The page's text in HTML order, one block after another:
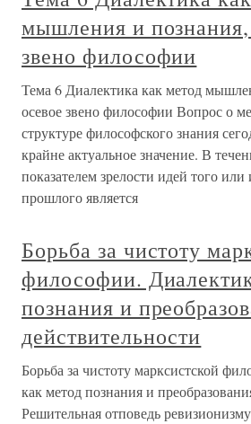
мышления и познания,
звено философии
Тема 6 Диалектика как метод
осевое звено философии Вопрос о
структуре философского знания
крайне актуальное значение. В
показателем зрелости идей того
прошлого является
Борьба за чистоту
философии.
познания и
действительности
Борьба за чистоту марксистской
как метод познания и
Решительная отповедь